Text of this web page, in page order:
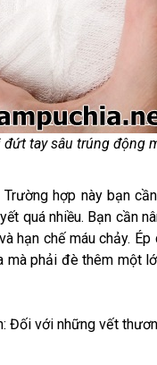
tay sâu trúng động
Trường hợp này bạn
quá nhiều. Bạn cần
hạn chế máu chảy.
phải đè thêm một
Đối với những vết